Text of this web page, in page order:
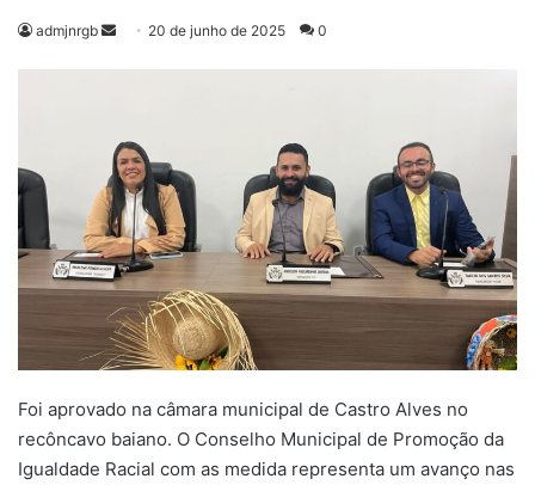
admjnrgb
Mande20 de junho de 2025 0
Foi aprovado na câmara municipal de Castro Alves no
recôncavo baiano. O Conselho Municipal de Promoção da
Igualdade Racial com as medida representa um avanço nas